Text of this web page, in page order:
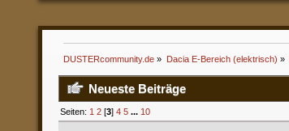
DUSTERcommunity.de » Dacia E-Bereich (elektrisch) »
Neueste Beiträge
Seiten: 1 2 [3]4 5 ... 10